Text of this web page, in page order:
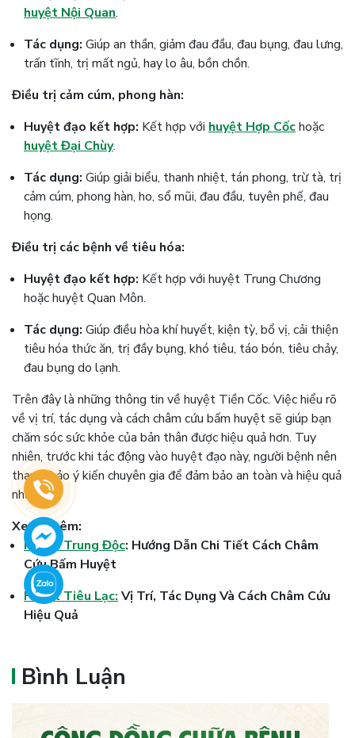
huyệt Nội Quan.
Tác dụng: Giúp an thần, giảm đau đầu, đau bụng, đau lưng,
trấn tĩnh, trị mất ngủ, hay lo âu, bồn chồn.
Điều trị cảm cúm, phong hàn:
Huyệt đạo kết hợp: Kết hợp với huyệt Hợp Cốchoặc
huyệt Đại Chùy.
Tác dụng: Giúp giải biểu, thanh nhiệt, tán phong, trừ tà, trị
cảm cúm, phong hàn, ho, sổ mũi, đau đầu, tuyên phế, đau
họng.
Điều trị các bệnh về tiêu hóa:
Huyệt đạo kết hợp: Kết hợp với huyệt Trung Chương
hoặc huyệt Quan Môn.
Tác dụng: Giúp điều hòa khí huyết, kiện tỳ, bổ vị, cải thiện
tiêu hóa thức ăn, trị đầy bụng, khó tiêu, táo bón, tiêu chảy,
đau bụng do lạnh.
Trên đây là những thông tin về huyệt Tiền Cốc. Việc hiểu rõ
về vị trí, tác dụng và cách châm cứu bấm huyệt sẽ giúp bạn
chăm sóc sức khỏe của bản thân được hiệu quả hơn. Tuy
nhiên, trước khi tác động vào huyệt đạo này, người bệnh nên
tham khảo ý kiến chuyên gia để đảm bảo an toàn và hiệu quả
nhất.
Xem Thêm:
Huyệt Trung Độc: Hướng Dẫn Chi Tiết Cách Châm
Cứu Bấm Huyệt
Huyệt Tiêu Lạc: Vị Trí, Tác Dụng Và Cách Châm Cứu
Hiệu Quả
Bình Luận